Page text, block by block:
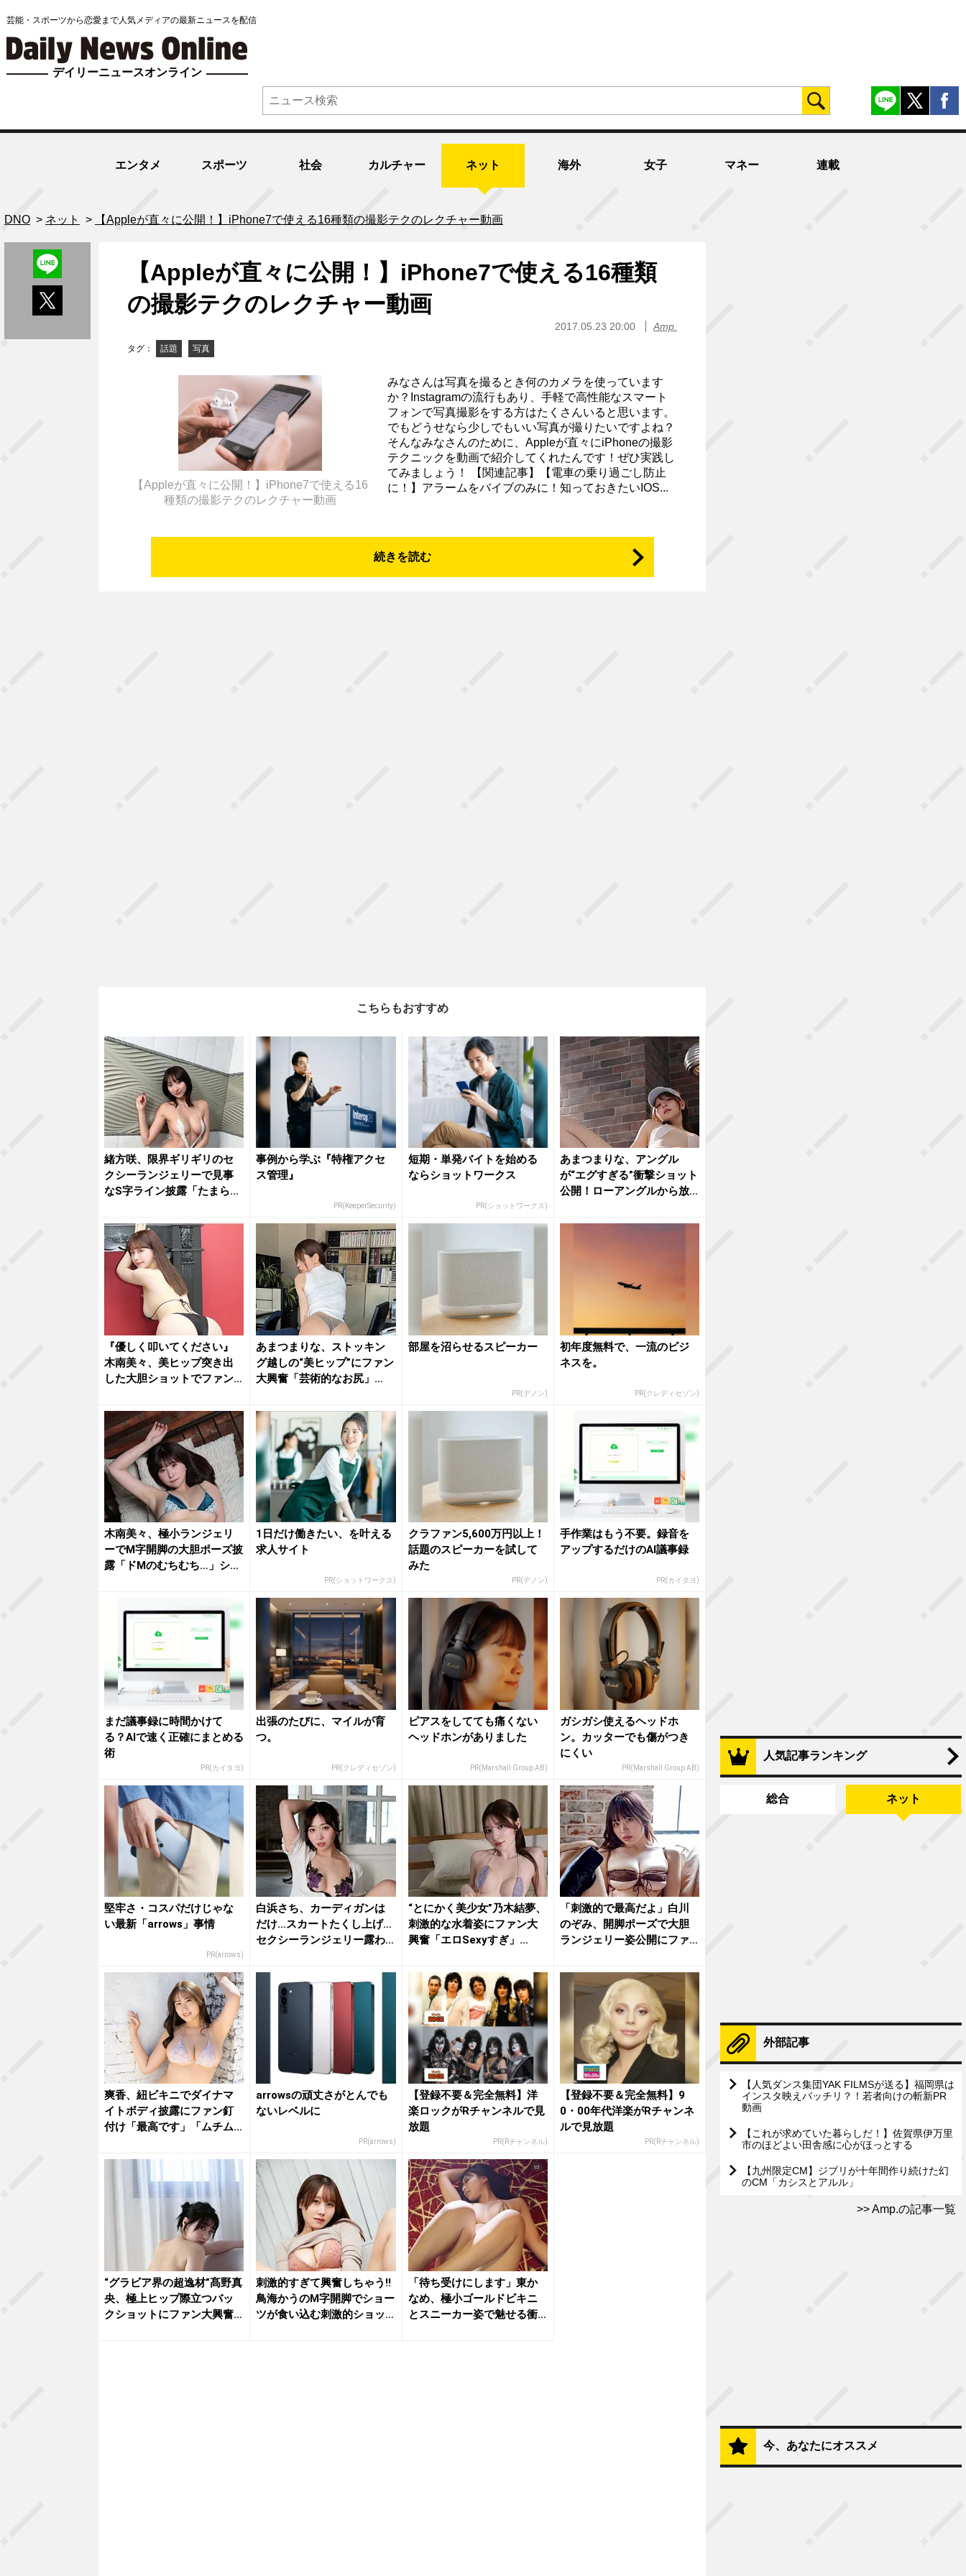
芸能・スポーツから恋愛まで人気メディアの最新ニュースを配信
デイリーニュースオンライン
エンタメ スポーツ 社会 カルチャー ネット 海外 女子 マネー 連載
DNO > ネット > 【Appleが直々に公開！】iPhone7で使える16種類の撮影テクのレクチャー動画
【Appleが直々に公開！】iPhone7で使える16種類
の撮影テクのレクチャー動画
2017.05.23 20:00 Amp.
タグ： 話題 写真
【Appleが直々に公開！】iPhone7で使える16
種類の撮影テクのレクチャー動画
みなさんは写真を撮るとき何のカメラを使っています
か？Instagramの流行もあり、手軽で高性能なスマート
フォンで写真撮影をする方はたくさんいると思います。
でもどうせなら少しでもいい写真が撮りたいですよね？
そんなみなさんのために、Appleが直々にiPhoneの撮影
テクニックを動画で紹介してくれたんです！ぜひ実践し
てみましょう！ 【関連記事】【電車の乗り過ごし防止
に！】アラームをバイブのみに！知っておきたいIOS...
続きを読む
こちらもおすすめ
緒方咲、限界ギリギリのセ
クシーランジェリーで見事
なS字ライン披露「たまらな
事例から学ぶ『特権アクセ
ス管理』
PR(KeeperSecurity)
短期・単発バイトを始める
ならショットワークス
PR(ショットワークス)
あまつまりな、アングル
が“エグすぎる”衝撃ショット
公開！ローアングルから放
『優しく叩いてください』
木南美々、美ヒップ突き出
した大胆ショットでファン
あまつまりな、ストッキン
グ越しの“美ヒップ”にファン
大興奮「芸術的なお尻」
部屋を沼らせるスピーカー
PR(デノン)
初年度無料で、一流のビジ
ネスを。
PR(クレディセゾン)
木南美々、極小ランジェリ
ーでM字開脚の大胆ポーズ披
露「ドMのむちむち…」ショ
1日だけ働きたい、を叶える
求人サイト
PR(ショットワークス)
クラファン5,600万円以上！
話題のスピーカーを試して
みた
PR(デノン)
手作業はもう不要。録音を
アップするだけのAI議事録
PR(カイタヨ)
まだ議事録に時間かけて
る？AIで速く正確にまとめる
術
PR(カイタヨ)
出張のたびに、マイルが育
つ。
PR(クレディセゾン)
ピアスをしてても痛くない
ヘッドホンがありました
PR(Marshall Group AB)
ガシガシ使えるヘッドホ
ン。カッターでも傷がつき
にくい
PR(Marshall Group AB)
堅牢さ・コスパだけじゃな
い最新「arrows」事情
PR(arrows)
白浜さち、カーディガンは
だけ…スカートたくし上げ…
セクシーランジェリー露わ
“とにかく美少女”乃木結夢、
刺激的な水着姿にファン大
興奮「エロSexyすぎ」
「刺激的で最高だよ」白川
のぞみ、開脚ポーズで大胆
ランジェリー姿公開にファ
爽香、紐ビキニでダイナマ
イトボディ披露にファン釘
付け「最高です」「ムチム
arrowsの頑丈さがとんでも
ないレベルに
PR(arrows)
【登録不要＆完全無料】洋
楽ロックがRチャンネルで見
放題
PR(Rチャンネル)
【登録不要＆完全無料】9
0・00年代洋楽がRチャンネ
ルで見放題
PR(Rチャンネル)
“グラビア界の超逸材”髙野真
央、極上ヒップ際立つバッ
クショットにファン大興奮
刺激的すぎて興奮しちゃう!!
鳥海かうのM字開脚でショー
ツが食い込む刺激的ショッ
「待ち受けにします」東か
なめ、極小ゴールドビキニ
とスニーカー姿で魅せる衝
人気記事ランキング
総合 ネット
外部記事
【人気ダンス集団YAK FILMSが送る】福岡県は
インスタ映えバッチリ？！若者向けの斬新PR
動画
【これが求めていた暮らしだ！】佐賀県伊万里
市のほどよい田舎感に心がほっとする
【九州限定CM】ジブリが十年間作り続けた幻
のCM「カシスとアルル」
Amp.の記事一覧
今、あなたにオススメ